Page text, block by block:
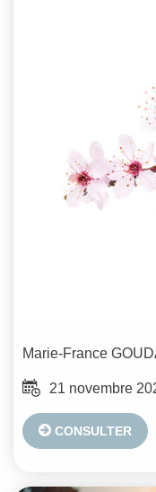
Marie-France
21 novembre
CONSULTER